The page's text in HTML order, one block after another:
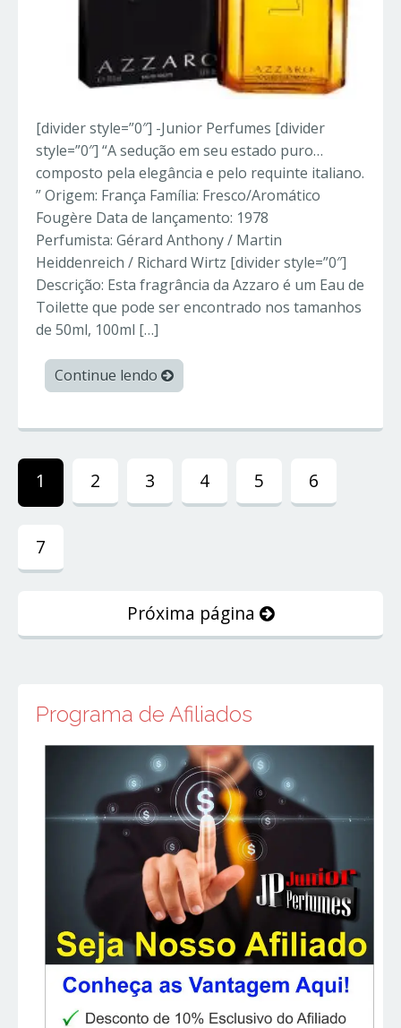
[divider style=”0″] -Junior Perfumes [divider
style=”0″] “A sedução em seu estado puro…
composto pela elegância e pelo requinte italiano.
” Origem: França Família: Fresco/Aromático
Fougère Data de lançamento: 1978
Perfumista: Gérard Anthony / Martin
Heiddenreich / Richard Wirtz [divider style=”0″]
Descrição: Esta fragrância da Azzaro é um Eau de
Toilette que pode ser encontrado nos tamanhos
de 50ml, 100ml […]
Continue lendo
1 2 3 4 5 6
7
Próxima página
Programa de Afiliados